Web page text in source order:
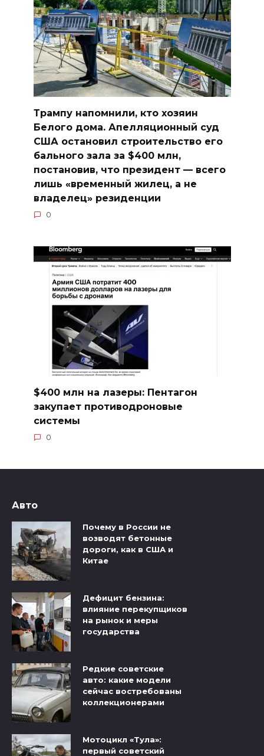
Трампу напомнили, кто хозяин
Белого дома. Апелляционный суд
США остановил строительство его
бального зала за $400 млн,
постановив, что президент — всего
лишь «временный жилец, а не
владелец» резиденции
0
$400 млн на лазеры: Пентагон
закупает противодроновые
системы
0
Авто
Почему в России не
возводят бетонные
дороги, как в США и
Китае
Дефицит бензина:
влияние перекупщиков
на рынок и меры
государства
Редкие советские
авто: какие модели
сейчас востребованы
коллекционерами
Мотоцикл «Тула»:
первый советский